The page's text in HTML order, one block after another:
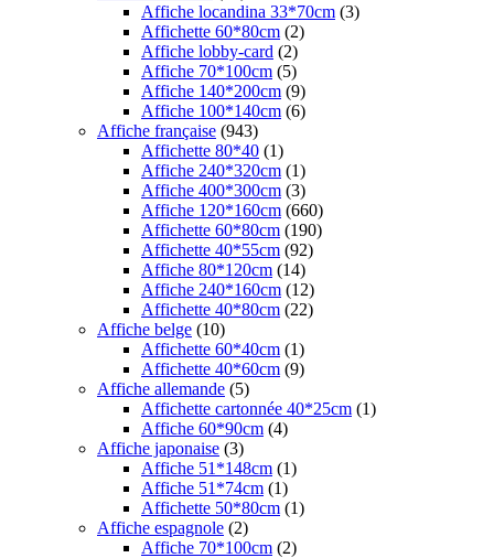
Affiche locandina 33*70cm (3)
Affichette 60*80cm (2)
Affiche lobby-card (2)
Affiche 70*100cm (5)
Affiche 140*200cm (9)
Affiche 100*140cm (6)
Affiche française (943)
Affichette 80*40 (1)
Affiche 240*320cm (1)
Affiche 400*300cm (3)
Affiche 120*160cm (660)
Affichette 60*80cm (190)
Affichette 40*55cm (92)
Affiche 80*120cm (14)
Affiche 240*160cm (12)
Affichette 40*80cm (22)
Affiche belge (10)
Affichette 60*40cm (1)
Affichette 40*60cm (9)
Affiche allemande (5)
Affichette cartonnée 40*25cm (1)
Affiche 60*90cm (4)
Affiche japonaise (3)
Affiche 51*148cm (1)
Affiche 51*74cm (1)
Affichette 50*80cm (1)
Affiche espagnole (2)
Affiche 70*100cm (2)